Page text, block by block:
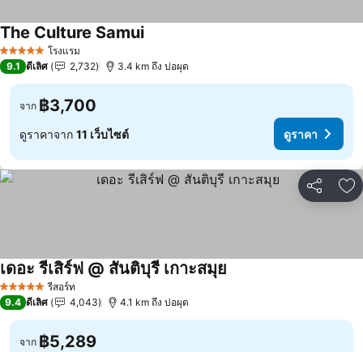
5 ดาว โรงแรม
The Culture Samuiดูราคา
9.1 ดีเลิศ 2,732 3.4 km ถึง บ่อผุด
จาก ฿3,700
ดูราคาจาก 11 เว็บไซต์ ดูราคา
แชร์ เ
5 ดาว รีสอร์ท
เดอะ รีเสิร์ฟ @ สันติบุรี เกาะสมุย
9.4 ดีเลิศ 4,043 4.1 km ถึง บ่อผุด
จาก ฿5,289